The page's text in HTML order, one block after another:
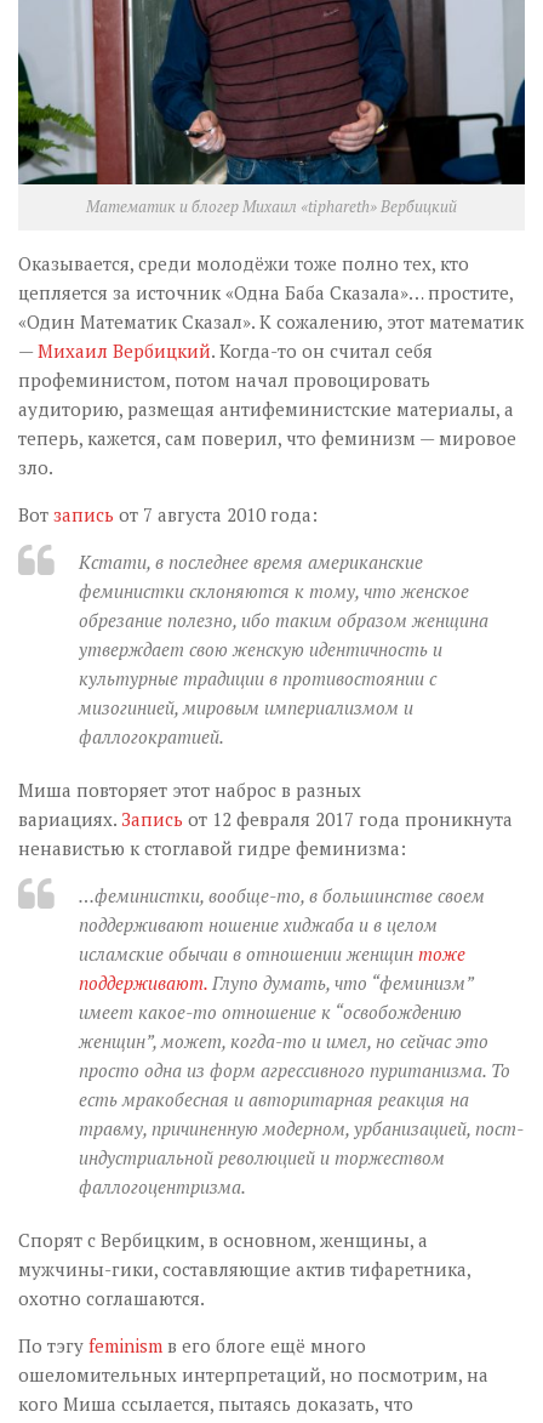
Математик и блогер Михаил «tiphareth» Вербицкий
Оказывается, среди молодёжи тоже полно тех, кто
цепляется за источник «Одна Баба Сказала»… простите,
«Один Математик Сказал». К сожалению, этот математик
—Михаил Вербицкий. Когда-то он считал себя
профеминистом, потом начал провоцировать
аудиторию, размещая антифеминистские материалы, а
теперь, кажется, сам поверил, что феминизм — мировое
зло.
Вот запись от 7 августа 2010 года:
Кстати, в последнее время американские
феминистки склоняются к тому, что женское
обрезание полезно, ибо таким образом женщина
утверждает свою женскую идентичность и
культурные традиции в противостоянии с
мизогинией, мировым империализмом и
фаллогократией.
Миша повторяет этот наброс в разных
вариациях. Запись от 12 февраля 2017 года проникнута
ненавистью к стоглавой гидре феминизма:
…феминистки, вообще-то, в большинстве своем
поддерживают ношение хиджаба и в целом
исламские обычаи в отношении женщин тоже
поддерживают. Глупо думать, что “феминизм”
имеет какое-то отношение к “освобождению
женщин”, может, когда-то и имел, но сейчас это
просто одна из форм агрессивного пуританизма. То
есть мракобесная и авторитарная реакция на
травму, причиненную модерном, урбанизацией, пост-
индустриальной революцией и торжеством
фаллогоцентризма.
Спорят с Вербицким, в основном, женщины, а
мужчины-гики, составляющие актив тифаретника,
охотно соглашаются.
По тэгу feminism в его блоге ещё много
ошеломительных интерпретаций, но посмотрим, на
кого Миша ссылается, пытаясь доказать, что